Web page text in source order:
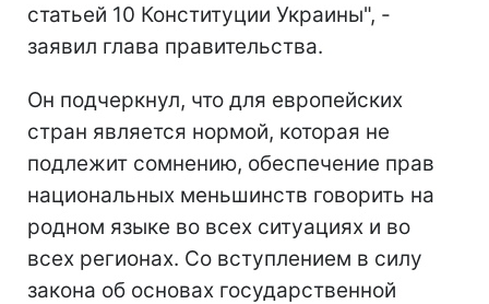
статьей 10 Конституции Украины", -
заявил глава правительства.
Он подчеркнул, что для европейских
стран является нормой, которая не
подлежит сомнению, обеспечение прав
национальных меньшинств говорить на
родном языке во всех ситуациях и во
всех регионах. Со вступлением в силу
закона об основах государственной